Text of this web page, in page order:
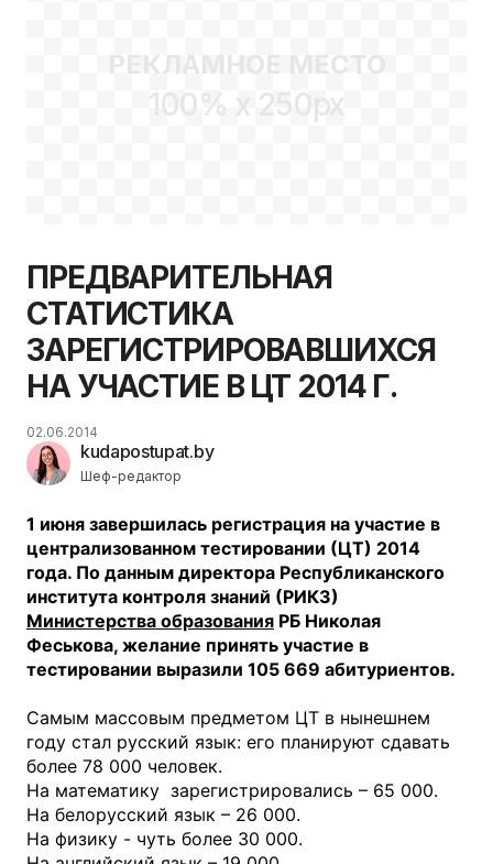
РЕКЛАМНОЕ МЕСТО
100% x 250px
ПРЕДВАРИТЕЛЬНАЯ
СТАТИСТИКА
ЗАРЕГИСТРИРОВАВШИХСЯ
НА УЧАСТИЕ В ЦТ 2014 Г.
kudapostupat.by
Шеф-редактор
02.06.2014
1 июня завершилась регистрация на участие в
централизованном тестировании (ЦТ) 2014
года. По данным директора Республиканского
института контроля знаний (РИКЗ)
Министерства образования РБ Николая
Феськова, желание принять участие в
тестировании выразили 105 669 абитуриентов.
Самым массовым предметом ЦТ в нынешнем
году стал русский язык: его планируют сдавать
более 78 000 человек.
На математику зарегистрировались – 65 000.
На белорусский язык – 26 000.
На физику - чуть более 30 000.